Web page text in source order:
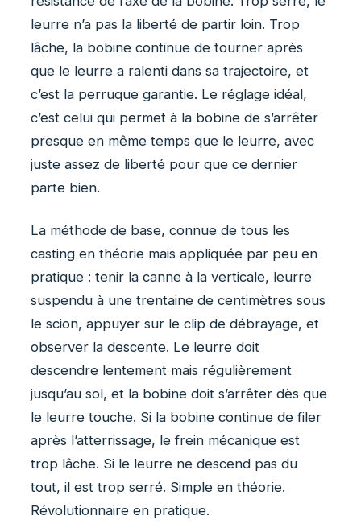
leurre n’a pas la liberté de partir loin. Trop
lâche, la bobine continue de tourner après
que le leurre a ralenti dans sa trajectoire, et
c’est la perruque garantie. Le réglage idéal,
c’est celui qui permet à la bobine de s’arrêter
presque en même temps que le leurre, avec
juste assez de liberté pour que ce dernier
parte bien.
La méthode de base, connue de tous les
casting en théorie mais appliquée par peu en
pratique : tenir la canne à la verticale, leurre
suspendu à une trentaine de centimètres sous
le scion, appuyer sur le clip de débrayage, et
observer la descente. Le leurre doit
descendre lentement mais régulièrement
jusqu’au sol, et la bobine doit s’arrêter dès que
le leurre touche. Si la bobine continue de filer
après l’atterrissage, le frein mécanique est
trop lâche. Si le leurre ne descend pas du
tout, il est trop serré. Simple en théorie.
Révolutionnaire en pratique.